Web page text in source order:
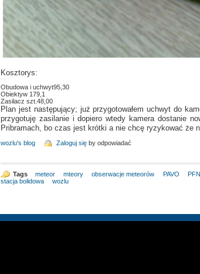
Kosztorys:
Obudowa i uchwyt95,30
Obiektyw 179,1
Zasilacz szt.48,00
Plan jest następujący; już przygotowałem uchwyt do
przygotuję zasilanie i dopiero wtedy kamera dostanie
Pribramach, bo czas jest krótki a nie chcę ryzykować że
wozlu's blog Zaloguj się by odpowiadać
Tags meteor mteory obserwacje meteorów PAVO PFN
stacja bolidowa
wozlu